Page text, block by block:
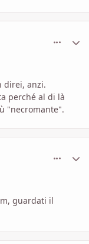
direi, anzi.
perché al di là
"necromante".
guardati il